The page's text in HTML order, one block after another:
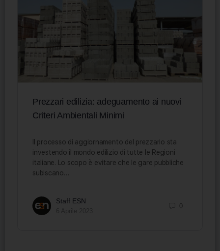
Prezzari edilizia: adeguamento ai nuovi
Criteri Ambientali Minimi
Il processo di aggiornamento del prezzario sta
investendo il mondo edilizio di tutte le Regioni
italiane. Lo scopo è evitare che le gare pubbliche
subiscano…
Staff ESN
0